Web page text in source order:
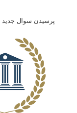
پرسیدن سوال جدید